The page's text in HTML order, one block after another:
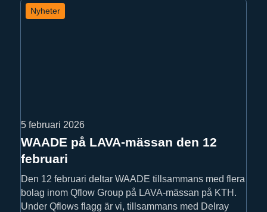
Nyheter
5 februari 2026
WAADE på LAVA-mässan den 12
februari
Den 12 februari deltar WAADE tillsammans med flera
bolag inom Qflow Group på LAVA-mässan på KTH.
Under Qflows flagg är vi, tillsammans med Delray